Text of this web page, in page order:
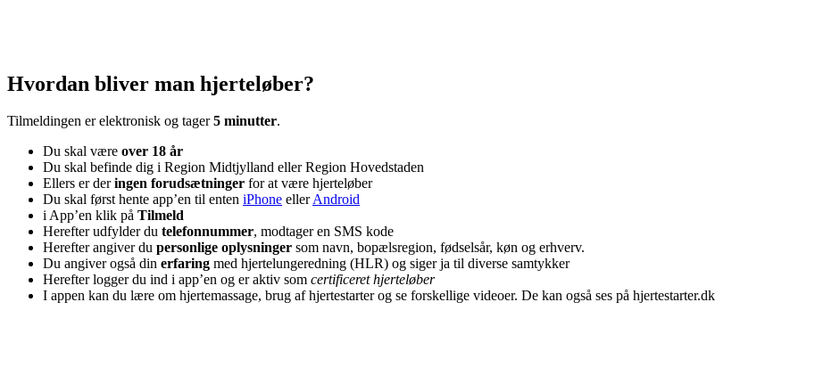
Hvordan bliver man hjerteløber?
Tilmeldingen er elektronisk og tager5 minutter.
Du skal være over 18 år
Du skal befinde dig i Region Midtjylland eller Region Hovedstaden
Ellers er deringen forudsætninger for at være hjerteløber
Du skal først hente app’en til enten iPhone ellerAndroid
i App’en klik på Tilmeld
Herefter udfylder du telefonnummer, modtager en SMS kode
Herefter angiver du personlige oplysninger som navn, bopælsregion, fødselsår, køn og erhverv.
Du angiver også din erfaring med hjertelungeredning (HLR) og siger ja til diverse samtykker
Herefter logger du ind i app’en og er aktiv som certificeret hjerteløber
I appen kan du lære om hjertemassage, brug af hjertestarter og se forskellige videoer. De kan også ses på hjertestarter.dk